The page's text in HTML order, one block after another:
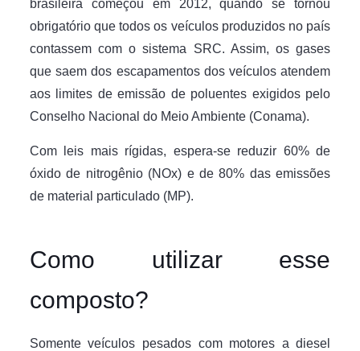
brasileira começou em 2012, quando se tornou
obrigatório que todos os veículos produzidos no país
contassem com o sistema SRC. Assim, os gases
que saem dos escapamentos dos veículos atendem
aos limites de emissão de poluentes exigidos pelo
Conselho Nacional do Meio Ambiente (Conama).
Com leis mais rígidas, espera-se reduzir 60% de
óxido de nitrogênio (NOx) e de 80% das emissões
de material particulado (MP).
Como utilizar esse
composto?
Somente veículos pesados com motores a diesel